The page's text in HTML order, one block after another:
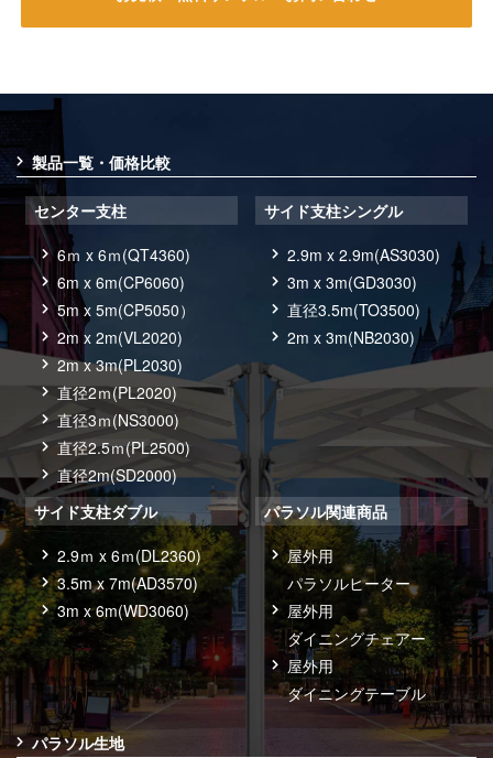
製品一覧・価格比較
センター支柱
6ｍ x 6ｍ(QT4360)
6m x 6m(CP6060)
5m x 5m(CP5050）
2m x 2m(VL2020)
2m x 3m(PL2030)
直径2ｍ(PL2020)
直径3ｍ(NS3000)
直径2.5ｍ(PL2500)
直径2m(SD2000)
サイド支柱シングル
2.9m x 2.9m(AS3030)
3m x 3m(GD3030)
直径3.5m(TO3500)
2m x 3m(NB2030)
サイド支柱ダブル
2.9ｍ x 6ｍ(DL2360)
3.5m x 7m(AD3570)
3m x 6m(WD3060)
パラソル関連商品
屋外用
パラソルヒーター
屋外用
ダイニングチェアー
屋外用
ダイニングテーブル
パラソル生地